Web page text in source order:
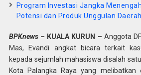
Program Investasi Jangka
Potensi dan Produk Unggulan Daerah
BPKnews – KUALA KURUN – Anggota
Mas, Evandi angkat bicara terkait
kepada sejumlah mahasiswa disalah
Kota Palangka Raya yang melibatkan